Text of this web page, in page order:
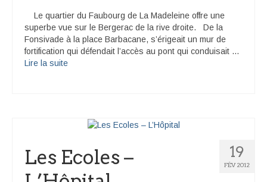
Le quartier du Faubourg de La Madeleine offre une
superbe vue sur le Bergerac de la rive droite. De la
Fonsivade à la place Barbacane, s’érigeait un mur de
fortification qui défendait l’accès au pont qui conduisait …
Lire la suite­­
19
FÉV 2012
Les Ecoles –